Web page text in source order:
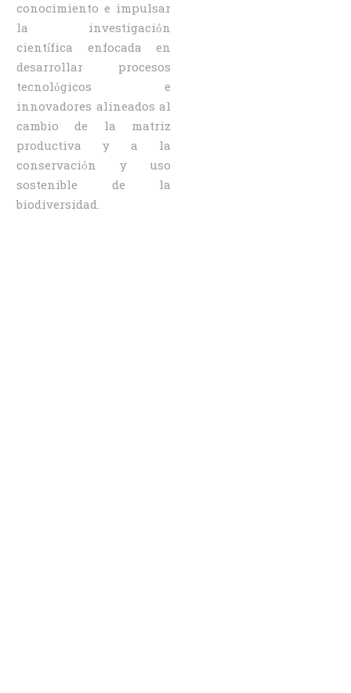
conocimiento e impulsar
la investigación
científica enfocada en
desarrollar procesos
tecnológicos e
innovadores alineados al
cambio de la matriz
productiva y a la
conservación y uso
sostenible de la
biodiversidad.